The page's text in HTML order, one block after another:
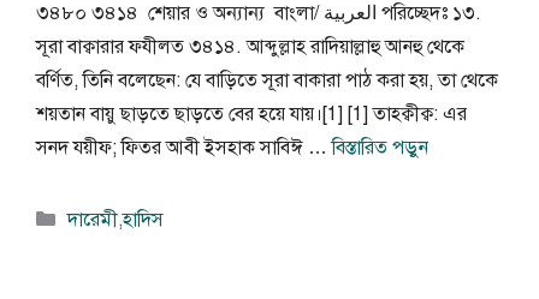
৩৪৮০ ৩৪১৪ শেয়ার ও অন্যান্য বাংলা/ العربية পরিচ্ছেদঃ ১৩.
সূরা বাক্বারার ফযীলত ৩৪১৪. আব্দুল্লাহ রাদিয়াল্লাহু আনহু থেকে
বর্ণিত, তিনি বলেছেন: যে বাড়িতে সূরা বাকারা পাঠ করা হয়, তা থেকে
শয়তান বায়ু ছাড়তে ছাড়তে বের হয়ে যায়।[1] [1] তাহক্বীক্ব: এর
সনদ যয়ীফ; ফিতর আবী ইসহাক সাবিঈ …বিস্তারিত পড়ুন
বিভাগ
দারেমী,হাদিস